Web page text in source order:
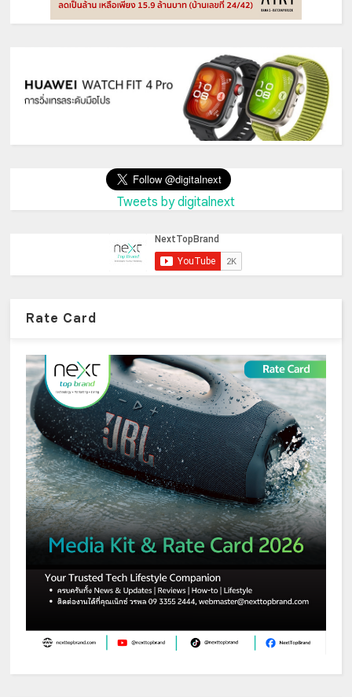
Tweets by digitalnext
Rate Card